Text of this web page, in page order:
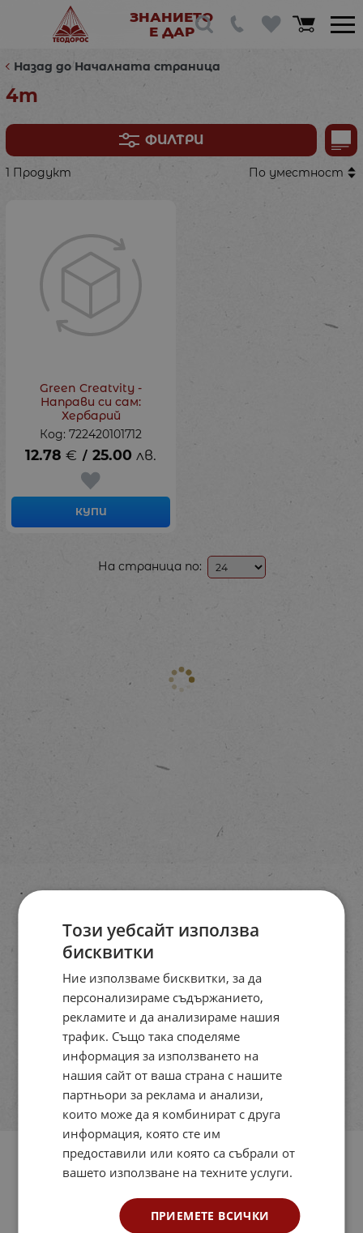
ЗНАНИЕТО
Е ДАР
Назад до Началната страница
4m
ФИЛТРИ
1 Продукт По уместност
Green Creatvity -
Направи си сам:
Хербарий
Код: 722420101712
12.78 € / 25.00 лв.
КУПИ
На страница по:
Този уебсайт използва
бисквитки
Ние използваме бисквитки, за да
персонализираме съдържанието,
рекламите и да анализираме нашия
трафик. Също така споделяме
информация за използването на
нашия сайт от ваша страна с нашите
партньори за реклама и анализи,
които може да я комбинират с друга
информация, която сте им
предоставили или която са събрали от
вашето използване на техните услуги.
ПРИЕМЕТЕ ВСИЧКИ